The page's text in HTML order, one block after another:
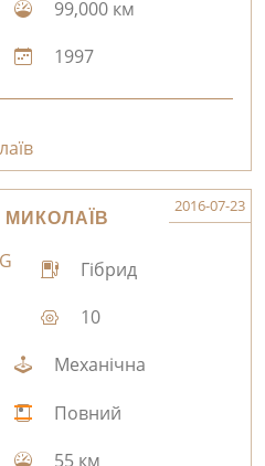
99,000 км
1997
МИКОЛАЇВ
2016-07-23
Гібрид
10
Механічна
Повний
55 км